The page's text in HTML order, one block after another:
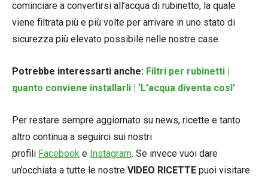
cominciare a convertirsi all’acqua di rubinetto, la quale
viene filtrata più e più volte per arrivare in uno stato di
sicurezza più elevato possibile nelle nostre case.
Potrebbe interessarti anche: Filtri per rubinetti |
quanto conviene installarli | ‘L’acqua diventa così’
Per restare sempre aggiornato su news, ricette e tanto
altro continua a seguirci sui nostri
profili Facebook e Instagram. Se invece vuoi dare
un’occhiata a tutte le nostre VIDEO RICETTE puoi visitare